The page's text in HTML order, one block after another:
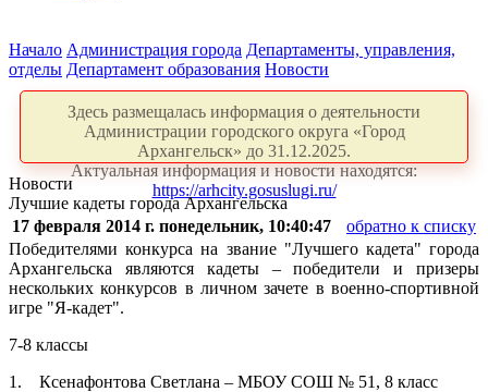
Начало Администрация города Департаменты, управления,
отделы Департамент образования Новости
Здесь размещалась информация о деятельности
Администрации городского округа «Город
Архангельск» до 31.12.2025.
Актуальная информация и новости находятся:
https://arhcity.gosuslugi.ru/
Новости
Лучшие кадеты города Архангельска
17 февраля 2014 г. понедельник, 10:40:47
обратно к списку
Победителями конкурса на звание "Лучшего кадета" города
Архангельска являются кадеты – победители и призеры
нескольких конкурсов в личном зачете в военно-спортивной
игре "Я-кадет".
7-8 классы
1. Ксенафонтова Светлана – МБОУ СОШ № 51, 8 класс